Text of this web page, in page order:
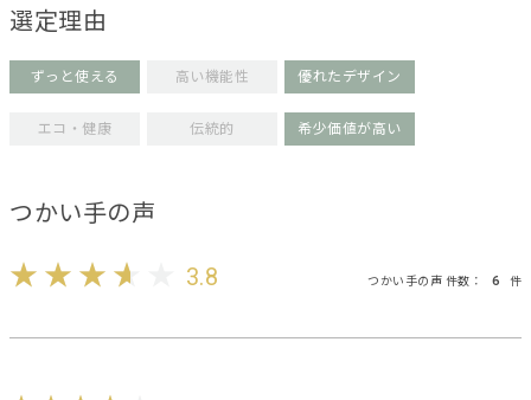
選定理由
ずっと使える 高い機能性 優れたデザイン
エコ・健康 伝統的 希少価値が高い
つかい手の声
3.8 つかい手の声 件数： 6 件